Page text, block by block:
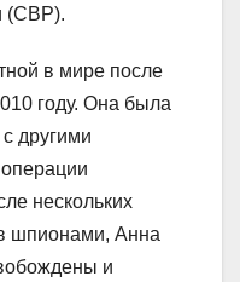
(СВР).
в мире после
году. Она была
другими
нескольких
шпионами, Анна
и